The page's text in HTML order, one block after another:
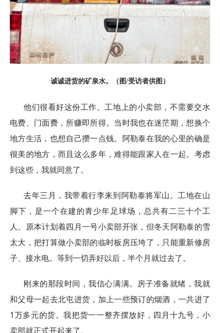
诚诚进货的矿泉水。（图/受访者供图）
他们很看好这份工作。工地上的小卖部，不需要交水
电费、门面费，所赚即所得。当时我也在迷茫期，想换个
地方生活，也想自己攒一点钱。阿勒泰在我的心里的确是
很美的地方，而且这么多年，难得能跟家人在一起。考虑
到这些，我就同意了。
去年三月，我带着行李来到阿勒泰将军山。工地在山
脚下，是一个在建的青少年足球场，总共有二三十个工
人。原本计划着四月一号小卖部开张，但冬天阿勒泰的雪
太大，把打算做小卖部的临时板房压垮了，只能重新修房
子、接水电。等到一切弄好以后，半个月就过去了。
刚来的那段时间，我信心满满。房子准备就绪，我就
和父母一起去北屯进货，加上一些预订的烟酒，一共进了
1万多元的货。我把货一一整齐摆放好，四月十九号，小
卖部就正式开起来了。